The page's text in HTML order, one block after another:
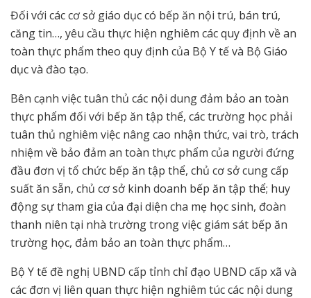
Đối với các cơ sở giáo dục có bếp ăn nội trú, bán trú,
căng tin…, yêu cầu thực hiện nghiêm các quy định về an
toàn thực phẩm theo quy định của Bộ Y tế và Bộ Giáo
dục và đào tạo.
Bên cạnh việc tuân thủ các nội dung đảm bảo an toàn
thực phẩm đối với bếp ăn tập thể, các trường học phải
tuân thủ nghiêm việc nâng cao nhận thức, vai trò, trách
nhiệm về bảo đảm an toàn thực phẩm của người đứng
đầu đơn vị tổ chức bếp ăn tập thể, chủ cơ sở cung cấp
suất ăn sẵn, chủ cơ sở kinh doanh bếp ăn tập thể; huy
động sự tham gia của đại diện cha mẹ học sinh, đoàn
thanh niên tại nhà trường trong việc giám sát bếp ăn
trường học, đảm bảo an toàn thực phẩm…
Bộ Y tế đề nghị UBND cấp tỉnh chỉ đạo UBND cấp xã và
các đơn vị liên quan thực hiện nghiêm túc các nội dung